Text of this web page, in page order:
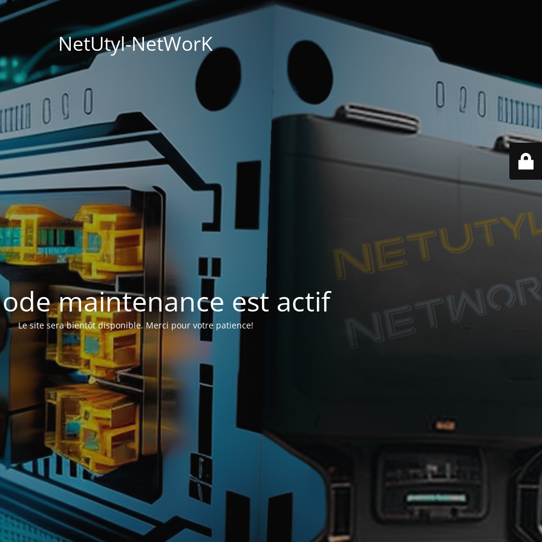
NetUtyl-NetWorK
maintenance est actif
Le site sera bientôt disponible. Merci pour votre patience!